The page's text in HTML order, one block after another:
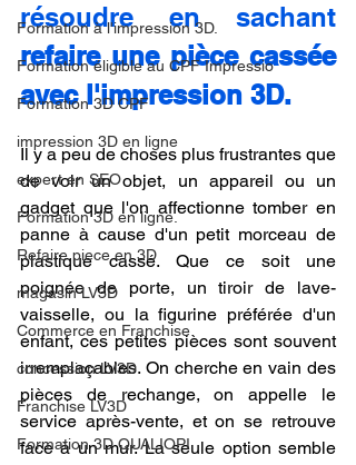
Formation à l'impression 3D.
Formation éligible au CPF Impressio
Formation 3D CPF
impression 3D en ligne
expert en SEO
Formation 3D en ligne.
Refaire piece en 3D
magasin LV3D
Commerce en Franchise
concession LV3D
Franchise LV3D
Formation 3D QUALIOPI
refaire une pièce cassée
avec l'impression 3D.
Il y a peu de choses plus frustrantes que
de voir un objet, un appareil ou un
gadget que l'on affectionne tomber en
panne à cause d'un petit morceau de
plastique cassé. Que ce soit une
poignée de porte, un tiroir de lave-
vaisselle, ou la figurine préférée d'un
enfant, ces petites pièces sont souvent
irremplaçables. On cherche en vain des
pièces de rechange, on appelle le
service après-vente, et on se retrouve
face à un mur. La seule option semble